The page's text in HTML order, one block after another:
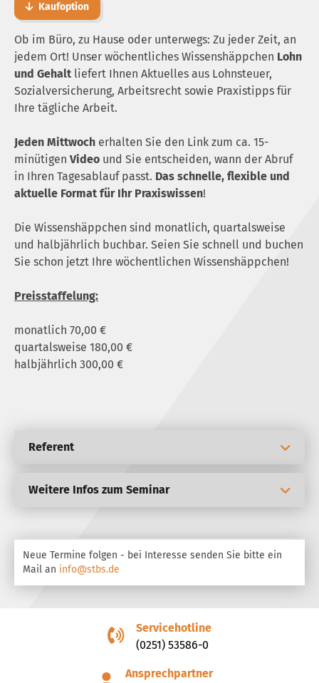
Kaufoption
Ob im Büro, zu Hause oder unterwegs: Zu jeder Zeit, an
jedem Ort! Unser wöchentliches Wissenshäppchen Lohn
und Gehalt liefert Ihnen Aktuelles aus Lohnsteuer,
Sozialversicherung, Arbeitsrecht sowie Praxistipps für
Ihre tägliche Arbeit.
Jeden Mittwoch erhalten Sie den Link zum ca. 15-
minütigen Video und Sie entscheiden, wann der Abruf
in Ihren Tagesablauf passt. Das schnelle, flexible und
aktuelle Format für Ihr Praxiswissen!
Die Wissenshäppchen sind monatlich, quartalsweise
und halbjährlich buchbar. Seien Sie schnell und buchen
Sie schon jetzt Ihre wöchentlichen Wissenshäppchen!
Preisstaffelung:
monatlich 70,00 €
quartalsweise 180,00 €
halbjährlich 300,00 €
Referent
Weitere Infos zum Seminar
Neue Termine folgen - bei Interesse senden Sie bitte ein
Mail an info@stbs.de
Servicehotline
(0251) 53586-0
Ansprechpartner